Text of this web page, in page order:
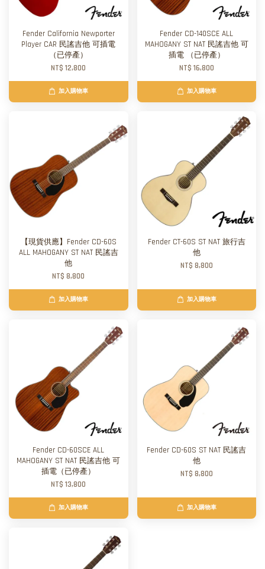
Fender California Newporter
Player CAR 民謠吉他 可插電
（已停產）
NT$ 12,800
加入購物車
Fender CD-140SCE ALL
MAHOGANY ST NAT 民謠吉他 可
插電 （已停產）
NT$ 16,800
加入購物車
【現貨供應】Fender CD-60S
ALL MAHOGANY ST NAT 民謠吉
他
NT$ 8,800
加入購物車
Fender CT-60S ST NAT 旅行吉
他
NT$ 8,800
加入購物車
Fender CD-60SCE ALL
MAHOGANY ST NAT 民謠吉他 可
插電（已停產）
NT$ 13,800
加入購物車
Fender CD-60S ST NAT 民謠吉
他
NT$ 8,800
加入購物車